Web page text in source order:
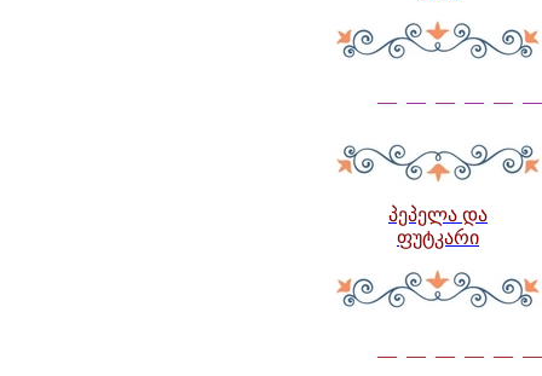
— — — — —
პეპელა და
ფუტკარი
— — — — —